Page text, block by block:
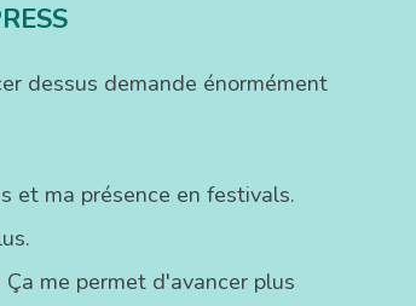
dessus demande énormément
et ma présence en festivals.
me permet d'avancer plus